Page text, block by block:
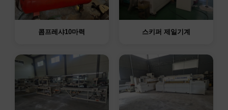
콤프레샤10마력 스키퍼 제일기계